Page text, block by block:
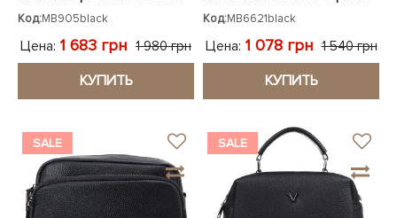
Код:MB905black
Цена: 1 683 грн 1 980 грн
КУПИТЬ
Код:MB6621black
Цена: 1 078 грн 1 540 грн
КУПИТЬ
SALE SALE